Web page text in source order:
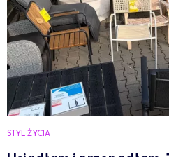
STYL ŻYCIA